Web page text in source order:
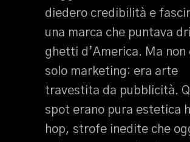
diedero credibilità e
una marca che puntava
ghetti d’America. Ma non
solo marketing: era arte
travestita da pubblicità.
spot erano pura estetica
hop, strofe inedite che